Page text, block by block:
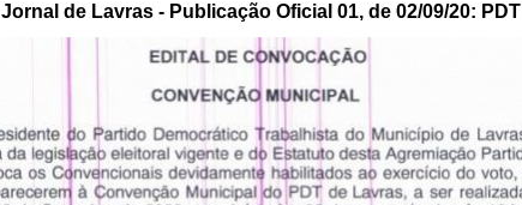
Jornal de Lavras - Publicação Oficial 01, de 02/09/20: PDT